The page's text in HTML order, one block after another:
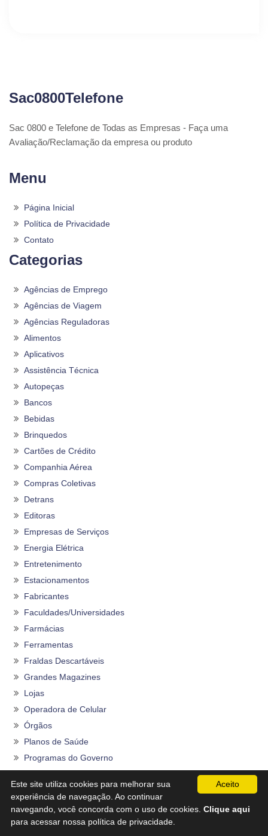
Sac0800Telefone
Sac 0800 e Telefone de Todas as Empresas - Faça uma
Avaliação/Reclamação da empresa ou produto
Menu
Página Inicial
Política de Privacidade
Contato
Categorias
Agências de Emprego
Agências de Viagem
Agências Reguladoras
Alimentos
Aplicativos
Assistência Técnica
Autopeças
Bancos
Bebidas
Brinquedos
Cartões de Crédito
Companhia Aérea
Compras Coletivas
Detrans
Editoras
Empresas de Serviços
Energia Elétrica
Entretenimento
Estacionamentos
Fabricantes
Faculdades/Universidades
Farmácias
Ferramentas
Fraldas Descartáveis
Grandes Magazines
Lojas
Operadora de Celular
Órgãos
Planos de Saúde
Programas do Governo
Restaurantes
Seguros
Sem categoria
Aceito
Este site utiliza cookies para melhorar sua
experiência de navegação. Ao continuar
navegando, você concorda com o uso de cookies. Clique aqui
para acessar nossa política de privacidade.